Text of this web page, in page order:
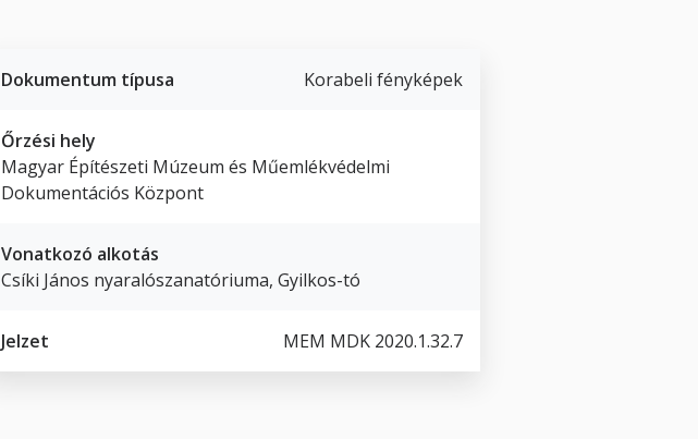
Dokumentum típusa Korabeli fényképek
Őrzési hely
Magyar Építészeti Múzeum és Műemlékvédelmi
Dokumentációs Központ
Vonatkozó alkotás
Csíki János nyaralószanatóriuma, Gyilkos-tó
Jelzet MEM MDK 2020.1.32.7